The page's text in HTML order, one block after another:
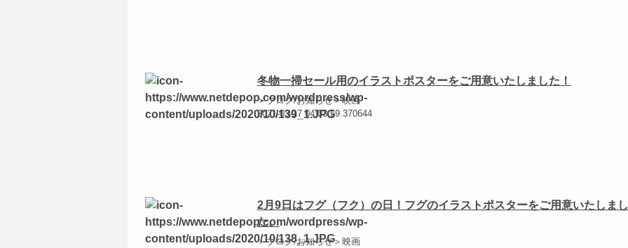
冬物一掃セール用のイラストポスターをご用意いたしました！
＞ブログ/お知らせ＞映画
2021-03-17 04:03:59.370644
2月9日はフグ（フク）の日！フグのイラストポスターをご用意いたしまし
た。
＞ブログ/お知らせ＞映画